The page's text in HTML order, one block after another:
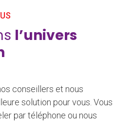
l’univers
conseillers et nous
solution pour vous. Vous
par téléphone ou nous